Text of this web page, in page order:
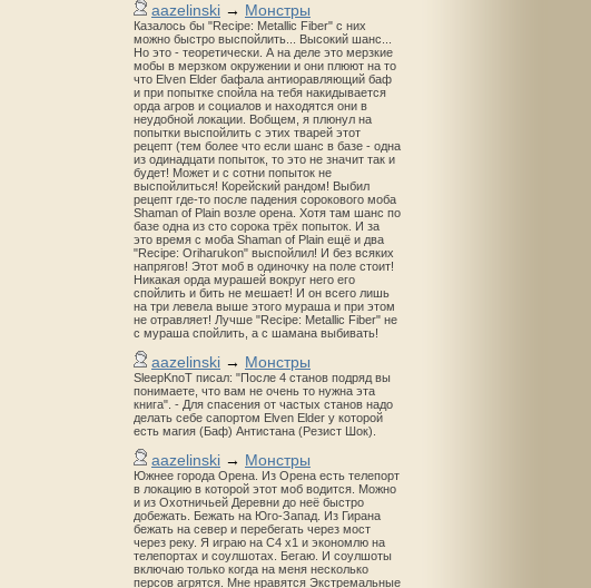
aazelinski → Монстры
Казалось бы "Recipe: Metallic Fiber" с них
можно быстро выспойлить... Высокий шанс...
Но это - теоретически. А на деле это мерзкие
мобы в мерзком окружении и они плюют на то
что Elven Elder бафала антиоравляющий баф
и при попытке спойла на тебя накидывается
орда агров и социалов и находятся они в
неудобной локации. Вобщем, я плюнул на
попытки выспойлить с этих тварей этот
рецепт (тем более что если шанс в базе - одна
из одинадцати попыток, то это не значит так и
будет! Может и с сотни попыток не
выспойлиться! Корейский рандом! Выбил
рецепт где-то после падения сорокового моба
Shaman of Plain возле орена. Хотя там шанс по
базе одна из сто сорока трёх попыток. И за
это время с моба Shaman of Plain ещё и два
"Recipe: Oriharukon" выспойлил! И без всяких
напрягов! Этот моб в одиночку на поле стоит!
Никакая орда мурашей вокруг него его
спойлить и бить не мешает! И он всего лишь
на три левела выше этого мураша и при этом
не отравляет! Лучше "Recipe: Metallic Fiber" не
с мураша спойлить, а с шамана выбивать!
aazelinski → Монстры
SleepKnoT писал: "После 4 станов подряд вы
понимаете, что вам не очень то нужна эта
книга". - Для спасения от частых станов надо
делать себе сапортом Elven Elder у которой
есть магия (Баф) Антистана (Резист Шок).
aazelinski → Монстры
Южнее города Орена. Из Орена есть телепорт
в локацию в которой этот моб водится. Можно
и из Охотничьей Деревни до неё быстро
добежать. Бежать на Юго-Запад. Из Гирана
бежать на север и перебегать через мост
через реку. Я играю на С4 х1 и экономлю на
телепортах и соулшотах. Бегаю. И соулшоты
включаю только когда на меня несколько
персов агрятся. Мне нравятся Экстремальные